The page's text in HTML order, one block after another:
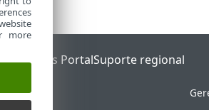
Status PortalSuporte regional
more